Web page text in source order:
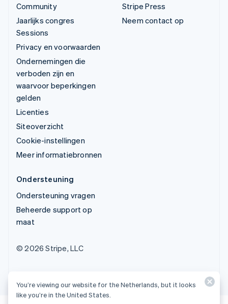
Community
Jaarlijks congres
Sessions
Privacy en voorwaarden
Ondernemingen die
verboden zijn en
waarvoor beperkingen
gelden
Licenties
Siteoverzicht
Cookie-instellingen
Meer informatiebronnen
Stripe Press
Neem contact op
Ondersteuning
Ondersteuning vragen
Beheerde support op
maat
© 2026 Stripe, LLC
You’re viewing our website for the Netherlands, but it looks
like you’re in the United States.